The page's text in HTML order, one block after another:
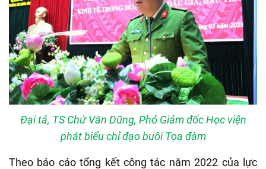
Đại tá, TS Chử Văn Dũng, Phó Giám đốc Học viện
phát biểu chỉ đạo buôi Tọa đàm
Theo báo cáo tổng kết công tác năm 2022 của lực